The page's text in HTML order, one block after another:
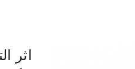
اثر